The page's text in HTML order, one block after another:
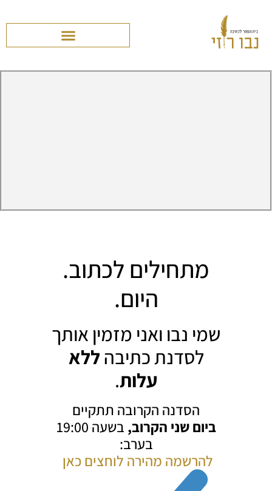
מתחילים לכתוב.
היום.
שמי נבו ואני מזמין אותך
לסדנת כתיבהללא
עלות.
הסדנה הקרובה תתקיים
ביום שני הקרוב,
בשעה 19:00
בערב:
להרשמה מהירה לוחצים כאן